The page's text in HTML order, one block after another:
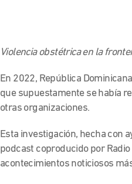
Violencia obstétrica en la
En 2022, República
que supuestamente se había
otras organizaciones.
Esta investigación, hecha con
podcast coproducido por
acontecimientos noticiosos